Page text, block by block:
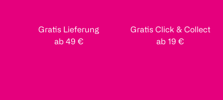
Gratis Lieferung
ab 49 €
Gratis Click & Collect
ab 19 €